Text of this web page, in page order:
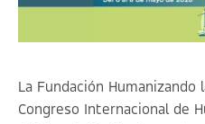
La Fundación Humanizando
Congreso Internacional de